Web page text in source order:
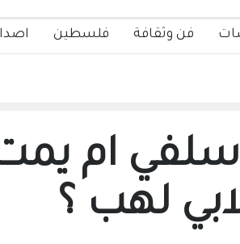
فن وثقافة فلسطين
ام
لهب ؟